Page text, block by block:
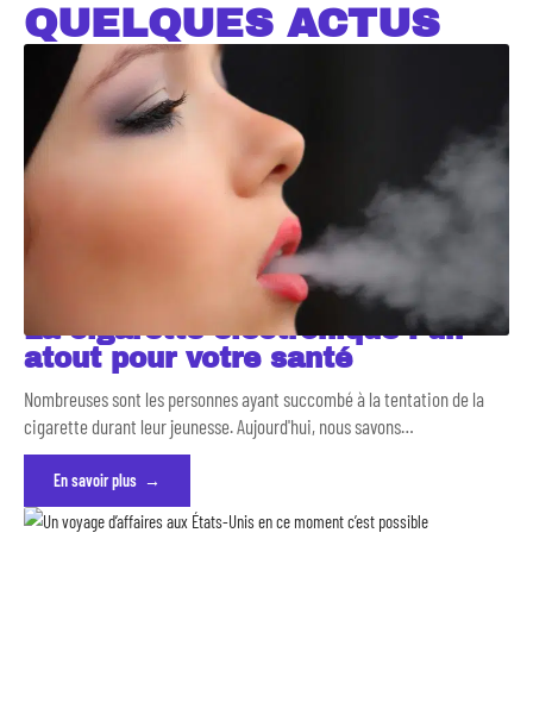
QUELQUES ACTUS
La cigarette électronique : un
atout pour votre santé
Nombreuses sont les personnes ayant succombé à la tentation de la
cigarette durant leur jeunesse. Aujourd'hui, nous savons…
En savoir plus